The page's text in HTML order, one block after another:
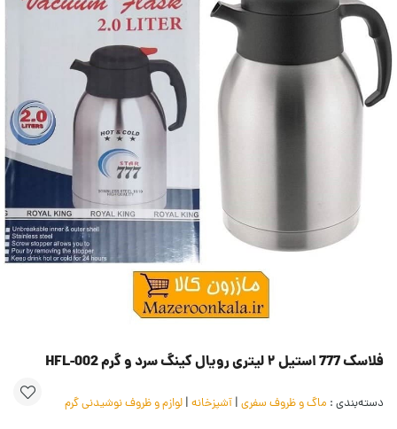
فلاسک 777 استیل ۲ لیتری رویال کینگ سرد و گرم HFL-002
دسته‌بندی : ماگ و ظروف سفری | آشپزخانه | لوازم و ظروف نوشیدنی گرم